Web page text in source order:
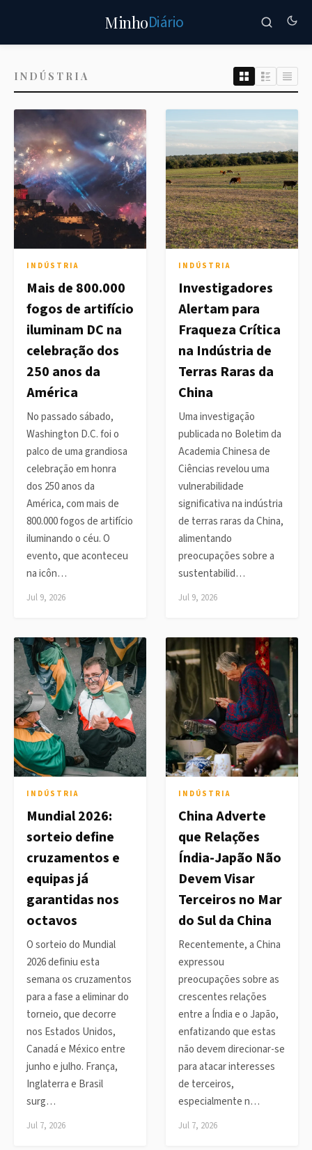
MinhoDiário
INDÚSTRIA
INDÚSTRIA
Mais de 800.000
fogos de artifício
iluminam DC na
celebração dos
250 anos da
América
No passado sábado,
Washington D.C. foi o
palco de uma grandiosa
celebração em honra
dos 250 anos da
América, com mais de
800.000 fogos de artifício
iluminando o céu. O
evento, que aconteceu
na icôn…
Jul 9, 2026
INDÚSTRIA
Investigadores
Alertam para
Fraqueza Crítica
na Indústria de
Terras Raras da
China
Uma investigação
publicada no Boletim da
Academia Chinesa de
Ciências revelou uma
vulnerabilidade
significativa na indústria
de terras raras da China,
alimentando
preocupações sobre a
sustentabilid…
Jul 9, 2026
INDÚSTRIA
Mundial 2026:
sorteio define
cruzamentos e
equipas já
garantidas nos
octavos
O sorteio do Mundial
2026 definiu esta
semana os cruzamentos
para a fase a eliminar do
torneio, que decorre
nos Estados Unidos,
Canadá e México entre
junho e julho. França,
Inglaterra e Brasil
surg…
Jul 7, 2026
INDÚSTRIA
China Adverte
que Relações
Índia-Japão Não
Devem Visar
Terceiros no Mar
do Sul da China
Recentemente, a China
expressou
preocupações sobre as
crescentes relações
entre a Índia e o Japão,
enfatizando que estas
não devem direcionar-se
para atacar interesses
de terceiros,
especialmente n…
Jul 7, 2026